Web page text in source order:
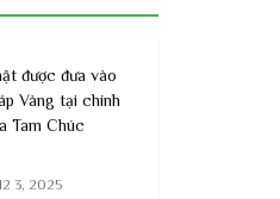
Lành, Không
được đưa vào
Vàng tại chính
Tam Chúc
3, 2025